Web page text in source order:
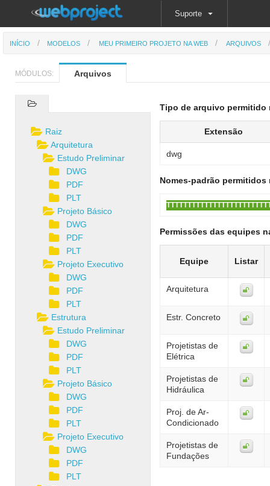
Suporte
INÍCIO MODELOS MEU PRIMEIRO PROJETO NA WEB ARQUIVOS
MÓDULOS: Arquivos
Tipo de arquivo permitido
Extensão
dwg
Nomes-padrão permitidos
Permissões das equipes
Equipe Listar
Arquitetura
Estr. Concreto
Projetistas de
Elétrica
Projetistas de
Hidráulica
Proj. de Ar-
Condicionado
Projetistas de
Fundações
Raiz
Arquitetura
Estudo Preliminar
DWG
PDF
PLT
Projeto Básico
DWG
PDF
PLT
Projeto Executivo
DWG
PDF
PLT
Estrutura
Estudo Preliminar
DWG
PDF
PLT
Projeto Básico
DWG
PDF
PLT
Projeto Executivo
DWG
PDF
PLT